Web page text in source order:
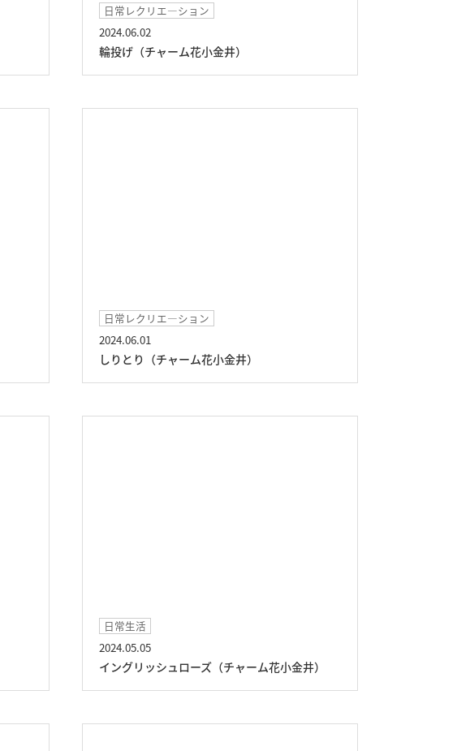
日常レクリエ―ション
2024.06.02
輪投げ（チャーム花小金井）
日常レクリエ―ション
2024.06.01
しりとり（チャーム花小金井）
日常生活
2024.05.05
イングリッシュローズ（チャーム花小金井）